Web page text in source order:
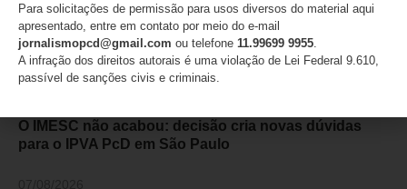
O IMESC não acabou: decisão cria novas dúvidas
para o IPVA PcD em São Paulo
Para solicitações de permissão para usos diversos do material aqui
apresentado, entre em contato por meio do e-mail
jornalismopcd@gmail.com ou telefone 11.99699 9955
A infração dos direitos autorais é uma violação de Lei Federal 9.610,
passível de sanções civis e criminais.